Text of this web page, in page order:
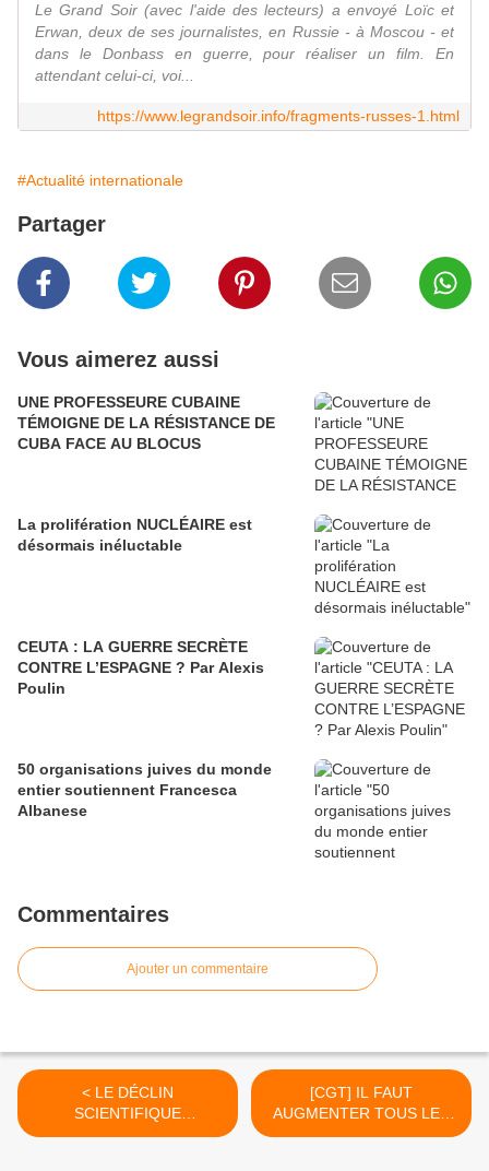
Le Grand Soir (avec l'aide des lecteurs) a envoyé Loïc et
Erwan, deux de ses journalistes, en Russie - à Moscou - et
dans le Donbass en guerre, pour réaliser un film. En
attendant celui-ci, voi...
https://www.legrandsoir.info/fragments-russes-1.html
#Actualité internationale
Partager
Vous aimerez aussi
UNE PROFESSEURE CUBAINE
TÉMOIGNE DE LA RÉSISTANCE DE
CUBA FACE AU BLOCUS
La prolifération NUCLÉAIRE est
désormais inéluctable
CEUTA : LA GUERRE SECRÈTE
CONTRE L’ESPAGNE ? Par Alexis
Poulin
50 organisations juives du monde
entier soutiennent Francesca
Albanese
Commentaires
Ajouter un commentaire
< LE DÉCLIN
SCIENTIFIQUE
EUROPÉEN
[CGT] IL FAUT
AUGMENTER TOUS LES
SALAIRES ET LES